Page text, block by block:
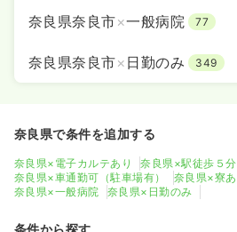
担当業務未経験可
第二新卒可 月給
気になる
内視鏡正看護師
日勤のみ（常勤）
※経験5年の例
奈良県奈良市×一般病院 77
奈良県奈良市× 日勤のみ 349
奈良県で条件を追加する
奈良県×電子カルテあり
奈良県×駅徒歩５
奈良県×車通勤可（駐車場有）
奈良県×寮あ
奈良県×一般病院
奈良県×日勤のみ
条件から探す